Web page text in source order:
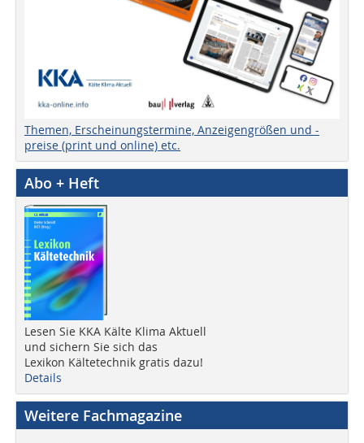
Themen, Erscheinungstermine, Anzeigengrößen und -
preise (print und online) etc.
Abo + Heft
Lesen Sie KKA Kälte Klima Aktuell
und sichern Sie sich das
Lexikon Kältetechnik gratis dazu!
Details
Weitere Fachmagazine